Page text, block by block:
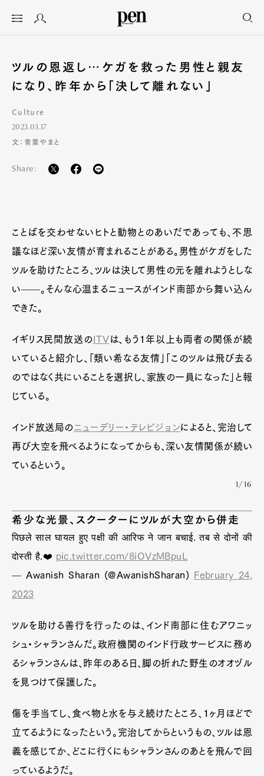
ツルの恩返し…ケガを救った男性と親友
になり、昨年から「決して離れない」
Culture
2023.03.17
文：青葉やまと
Share:
ことばを交わせないヒトと動物とのあいだであっても、不思
議なほど深い友情が育まれることがある。男性がケガをした
ツルを助けたところ、ツルは決して男性の元を離れようとしな
い——。そんな心温まるニュースがインド南部から舞い込ん
できた。
イギリス民間放送のITVは、もう1年以上も両者の関係が続
いていると紹介し、「類い希なる友情」「このツルは飛び去る
のではなく共にいることを選択し、家族の一員になった」と報
じている。
インド放送局のニューデリー・テレビジョンによると、完治して
再び大空を飛べるようになってからも、深い友情関係が続い
ているという。
1/16
希少な光景、スクーターにツルが大空から併走
पिछले साल घायल हुए पक्षी की आरिफ ने जान बचाई. तब से दोनों की
दोस्ती है.❤️ pic.twitter.com/8iOVzMBpuL
— Awanish Sharan (@AwanishSharan)
February 24,
2023
ツルを助ける善行を行ったのは、インド南部に住むアワニッ
シュ・シャランさんだ。政府機関のインド行政サービスに務め
るシャランさんは、昨年のある日、脚の折れた野生のオオヅル
を見つけて保護した。
傷を手当てし、食べ物と水を与え続けたところ、１ヶ月ほどで
立てるようになったという。完治してからというもの、ツルは恩
義を感じてか、どこに行くにもシャランさんのあとを飛んで回
っているようだ。